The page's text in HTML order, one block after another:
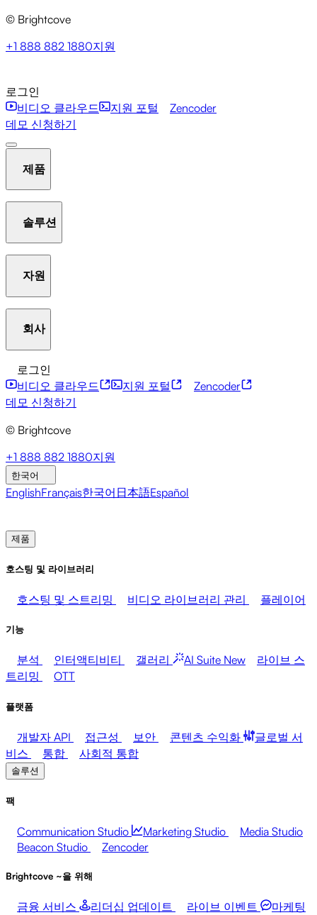
© Brightcove
+1 888 882 1880지원
로그인
비디오 클라우드
지원 포털
Zencoder
데모 신청하기
제품
트리밍
개발자 API
비스
통합 사회적 통합
솔루션
Beacon Studio
미디어 수익화
판매 직원 지원
방송사 의료 및 제약
자원
Brightcove Academy
회사
브라이트코브에 관하여
프레스룸 뉴스레터
로그인
비디오 클라우드
지원 포털
Zencoder
데모 신청하기
© Brightcove
+1 888 882 1880지원
한국어
EnglishFrançais한국어 日本語Español
제품
호스팅 및 라이브러리
호스팅 및 스트리밍 비디오 라이브러리 관리 플레이어
기능
분석 인터액티비티 갤러리 AI Suite New
라이브 스
트리밍
OTT
플랫폼
개발자 API 접근성 보안 콘텐츠 수익화
글로벌 서
비스
통합 사회적 통합
솔루션
팩
Communication Studio Marketing Studio
Media Studio
Beacon Studio
Zencoder
Brightcove ~을 위해
금융 서비스 리더십 업데이트 라이브 이벤트
마케팅